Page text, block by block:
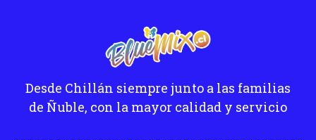
Desde Chillán siempre junto a las familias
de Ñuble, con la mayor calidad y servicio